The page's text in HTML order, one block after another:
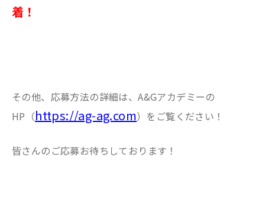
着！
その他、応募方法の詳細は、A&Gアカデミーの
HP（https://ag-ag.com）をご覧ください！
皆さんのご応募お待ちしております！